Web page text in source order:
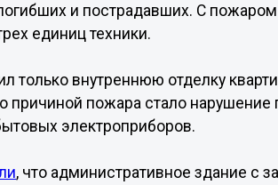
и пострадавших. С
единиц техники.
только внутреннюю отделку
причиной пожара стало
электроприборов.
, что административное здание с